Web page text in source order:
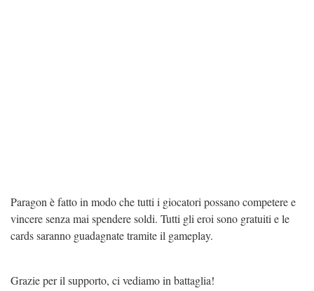
Paragon è fatto in modo che tutti i giocatori possano competere e
vincere senza mai spendere soldi. Tutti gli eroi sono gratuiti e le
cards saranno guadagnate tramite il gameplay.
Grazie per il supporto, ci vediamo in battaglia!